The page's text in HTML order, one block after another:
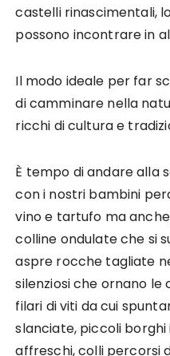
castelli rinascimentali,
possono incontrare in
Il modo ideale per far
di camminare nella
ricchi di cultura e
È tempo di andare alla
con i nostri bambini
vino e tartufo ma
colline ondulate che si
aspre rocche tagliate
silenziosi che ornano
filari di viti da cui
slanciate, piccoli
affreschi, colli percorsi